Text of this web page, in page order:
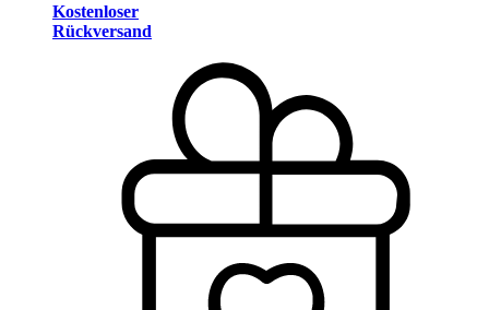
Kostenloser
Rückversand